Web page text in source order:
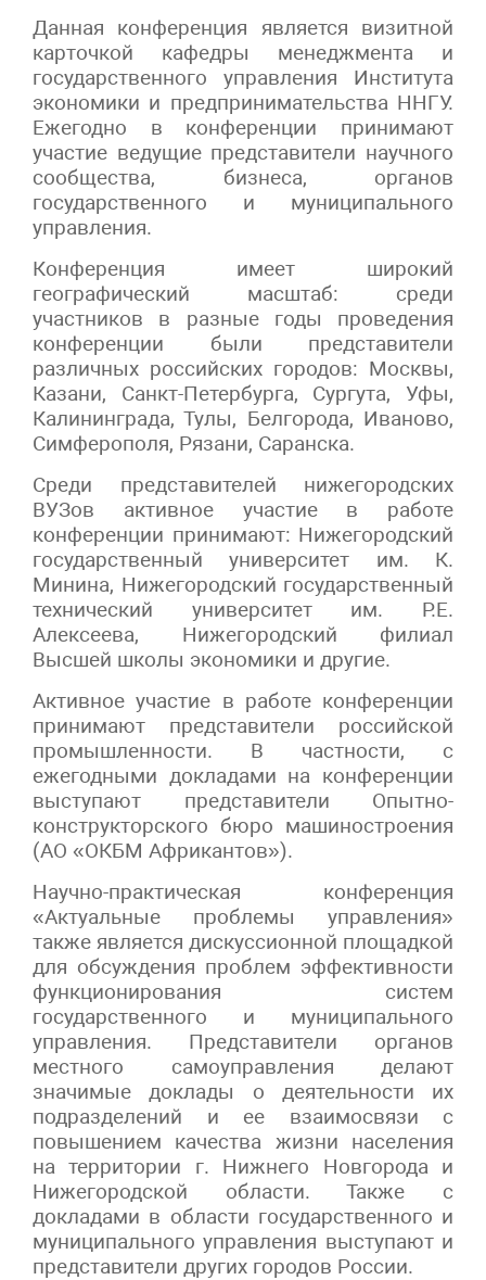
Данная конференция является визитной
карточкой кафедры менеджмента и
государственного управления Института
экономики и предпринимательства ННГУ.
Ежегодно в конференции принимают
участие ведущие представители научного
сообщества, бизнеса, органов
государственного и муниципального
управления.
Конференция имеет широкий
географический масштаб: среди
участников в разные годы проведения
конференции были представители
различных российских городов: Москвы,
Казани, Санкт-Петербурга, Сургута, Уфы,
Калининграда, Тулы, Белгорода, Иваново,
Симферополя, Рязани, Саранска.
Среди представителей нижегородских
ВУЗов активное участие в работе
конференции принимают: Нижегородский
государственный университет им. К.
Минина, Нижегородский государственный
технический университет им. Р.Е.
Алексеева, Нижегородский филиал
Высшей школы экономики и другие.
Активное участие в работе конференции
принимают представители российской
промышленности. В частности, с
ежегодными докладами на конференции
выступают представители Опытно-
конструкторского бюро машиностроения
(АО «ОКБМ Африкантов»).
Научно-практическая конференция
«Актуальные проблемы управления»
также является дискуссионной площадкой
для обсуждения проблем эффективности
функционирования систем
государственного и муниципального
управления. Представители органов
местного самоуправления делают
значимые доклады о деятельности их
подразделений и ее взаимосвязи с
повышением качества жизни населения
на территории г. Нижнего Новгорода и
Нижегородской области. Также с
докладами в области государственного и
муниципального управления выступают и
представители других городов России.